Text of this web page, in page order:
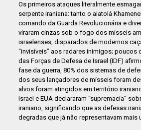
Os primeiros ataques literalmente
serpente iraniana: tanto o aiatolá
comando da Guarda Revolucionária e
viraram cinzas sob o fogo dos mísseis
israelenses, disparados de modernos
“invisíveis” aos radares inimigos; poucos
das Forças de Defesa de Israel (IDF)
fase da guerra, 80% dos sistemas de
dos seus lançadores de mísseis foram
alvos foram atingidos em território
Israel e EUA declararam “supremacia”
iraniano, significando que as defesas
degradas que já não representavam mais